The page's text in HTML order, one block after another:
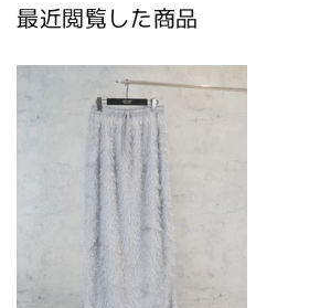
最近閲覧した商品